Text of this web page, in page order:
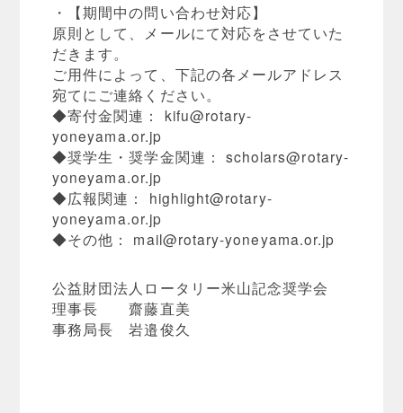
・【期間中の問い合わせ対応】
原則として、メールにて対応をさせていた
だきます。
ご用件によって、下記の各メールアドレス
宛てにご連絡ください。
◆寄付金関連： kifu@rotary-
yoneyama.or.jp
◆奨学生・奨学金関連： scholars@rotary-
yoneyama.or.jp
◆広報関連： highlight@rotary-
yoneyama.or.jp
◆その他： mail@rotary-yoneyama.or.jp
公益財団法人ロータリー米山記念奨学会
理事長 齋藤直美
事務局長 岩邉俊久